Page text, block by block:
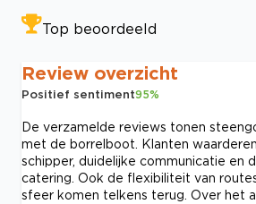
Top beoordeeld
Review overzicht
Positief sentiment95%
De verzamelde reviews tonen
met de borrelboot. Klanten
schipper, duidelijke communicatie en
catering. Ook de flexibiliteit van
sfeer komen telkens terug. Over het